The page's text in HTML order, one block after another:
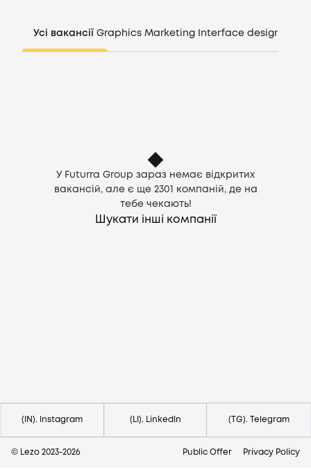
UA
Усі вакансії Graphics Marketing Interface design
У Futurra Group зараз немає відкритих
вакансій, але є ще 2301
компаній, де на
тебе чекають!
Шукати інші компанії
(IN). Instagram (LI). LinkedIn (TG). Telegram
© Lezo 2023-2026 Public Offer Privacy Policy